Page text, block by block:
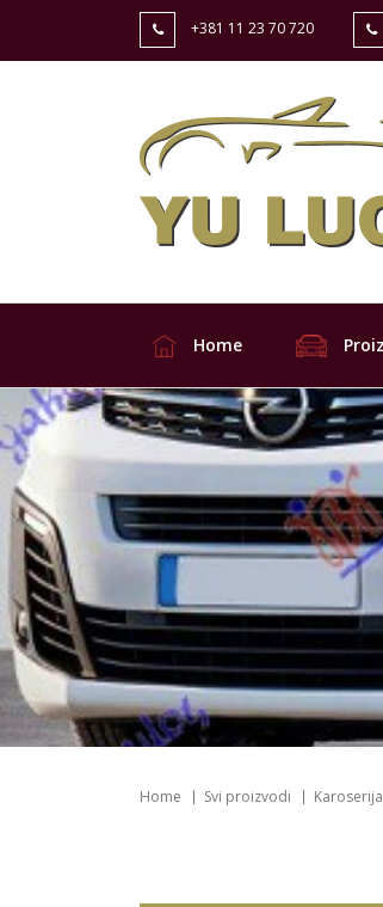
+381 11 23 70 720
Home
Home Svi proizvodi Karoserija